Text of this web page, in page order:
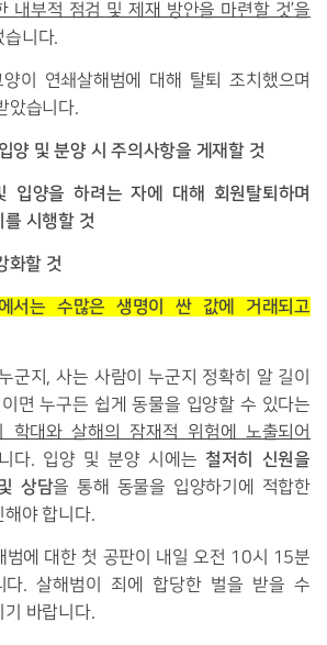
내부적 점검 및 제재 방안을 마련할 것’을
습니다.
이 연쇄살해범에 대해 탈퇴 조치했으며
았습니다.
양 및 분양 시 주의사항을 게재할 것
입양을 하려는 자에 대해 회원탈퇴하며
시행할 것
화할 것
에서는 수많은 생명이 싼 값에 거래되고
군지, 사는 사람이 누군지 정확히 알 길이
면 누구든 쉽게 동물을 입양할 수 있다는
학대와 살해의 잠재적 위험에 노출되어
다. 입양 및 분양 시에는 철저히 신원을
상담을 통해 동물을 입양하기에 적합한
해야 합니다.
범에 대한 첫 공판이 내일 오전 10시 15분
다. 살해범이 죄에 합당한 벌을 받을 수
기 바랍니다.